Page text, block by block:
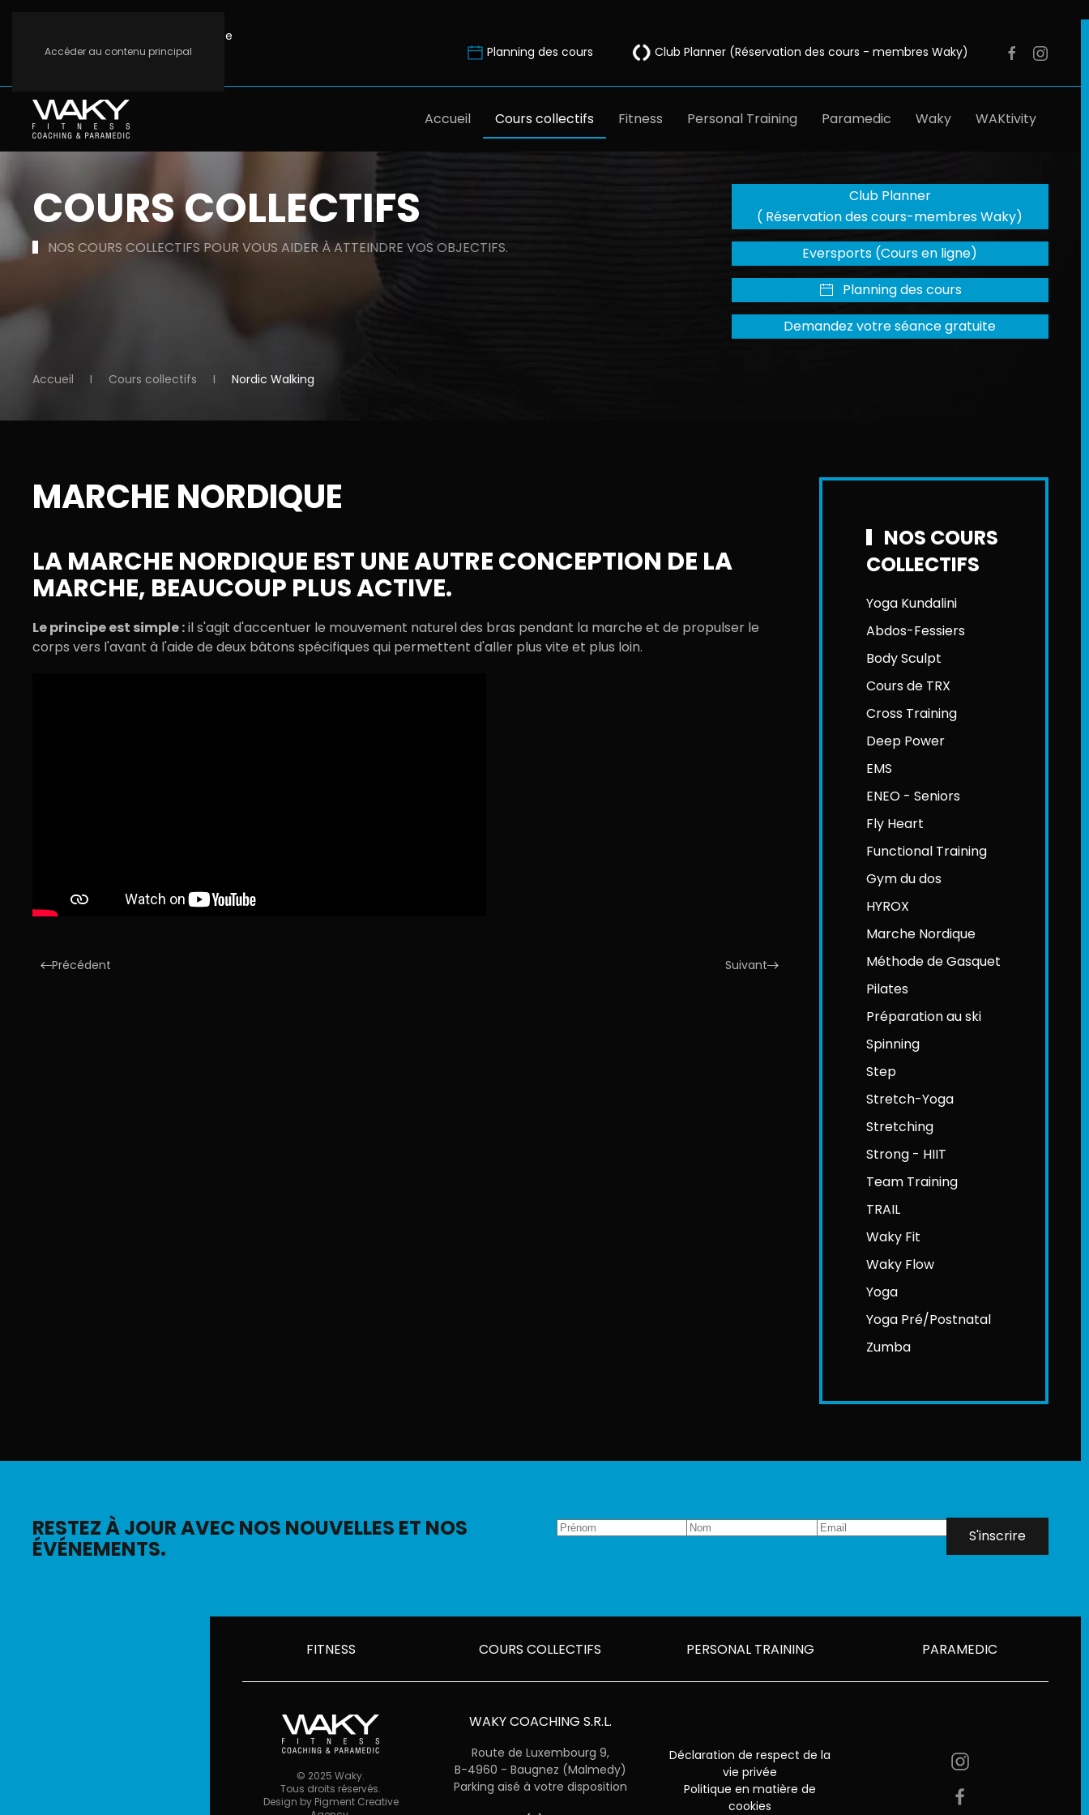
Accéder au contenu principal
info@waky.be
Planning des cours
Club Planner (Réservation des cours - membres Waky)
Accueil Cours collectifs Fitness Personal Training Paramedic Waky WAKtivity
COURS COLLECTIFS
NOS COURS COLLECTIFS POUR VOUS AIDER À ATTEINDRE VOS OBJECTIFS.
Club Planner
( Réservation des cours-membres Waky)
Eversports (Cours en ligne)
Planning des cours
Demandez votre séance gratuite
Accueil Cours collectifs Nordic Walking
MARCHE NORDIQUE
LA MARCHE NORDIQUE EST UNE AUTRE CONCEPTION DE LA
MARCHE, BEAUCOUP PLUS ACTIVE.
Le principe est simple :il s'agit d'accentuer le mouvement naturel des bras pendant la marche et de propulser le
corps vers l'avant à l'aide de deux bâtons spécifiques qui permettent d'aller plus vite et plus loin.
Précédent Suivant
NOS COURS
COLLECTIFS
Yoga Kundalini
Abdos-Fessiers
Body Sculpt
Cours de TRX
Cross Training
Deep Power
EMS
ENEO - Seniors
Fly Heart
Functional Training
Gym du dos
HYROX
Marche Nordique
Méthode de Gasquet
Pilates
Préparation au ski
Spinning
Step
Stretch-Yoga
Stretching
Strong - HIIT
Team Training
TRAIL
Waky Fit
Waky Flow
Yoga
Yoga Pré/Postnatal
Zumba
RESTEZ À JOUR AVEC NOS NOUVELLES ET NOS
ÉVÉNEMENTS. S'inscrire
FITNESS COURS COLLECTIFS PERSONAL TRAINING PARAMEDIC
© 2025 Waky.
Tous droits réservés.
Design by Pigment Creative
WAKY COACHING S.R.L.
Route de Luxembourg 9,
B-4960 - Baugnez (Malmedy)
Parking aisé à votre disposition
Déclaration de respect de la
vie privée
Politique en matière de
cookies